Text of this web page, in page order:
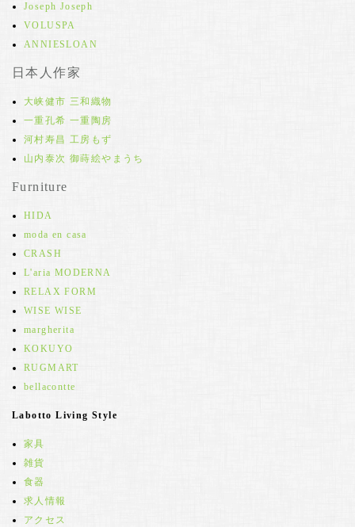
Joseph Joseph
VOLUSPA
ANNIESLOAN
日本人作家
大峡健市 三和織物
一重孔希 一重陶房
河村寿昌 工房もず
山内泰次 御蒔絵やまうち
Furniture
HIDA
moda en casa
CRASH
L'aria MODERNA
RELAX FORM
WISE WISE
margherita
KOKUYO
RUGMART
bellacontte
Labotto Living Style
家具
雑貨
食器
求人情報
アクセス